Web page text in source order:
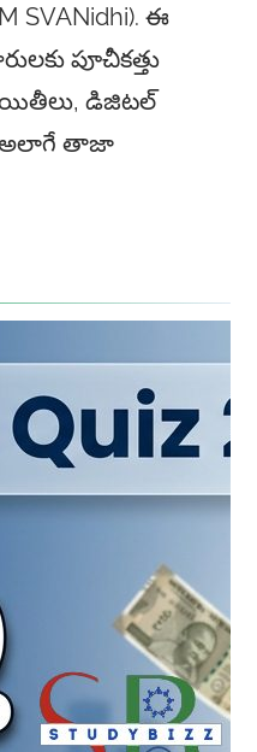
SVANidhi). ఈ
పూచీకత్తు
డిజిటల్
అలాగే తాజా